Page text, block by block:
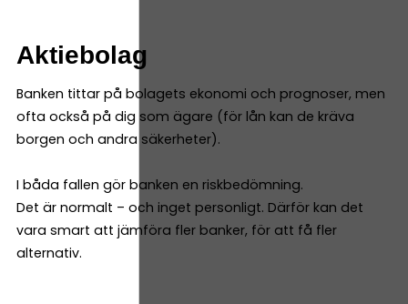
Aktiebolag
Banken tittar på bolagets ekonomi och prognoser, men
ofta också på dig som ägare (för lån kan de kräva
borgen och andra säkerheter).
I båda fallen gör banken en riskbedömning.
Det är normalt – och inget personligt. Därför kan det
vara smart att jämföra fler banker, för att få fler
alternativ.